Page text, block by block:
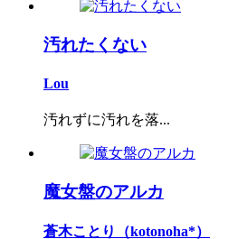
汚れたくない
Lou
汚れずに汚れを落...
魔女盤のアルカ
蒼木ことり（kotonoha*）